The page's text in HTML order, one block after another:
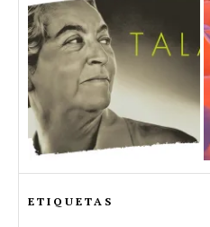
ETIQUETAS